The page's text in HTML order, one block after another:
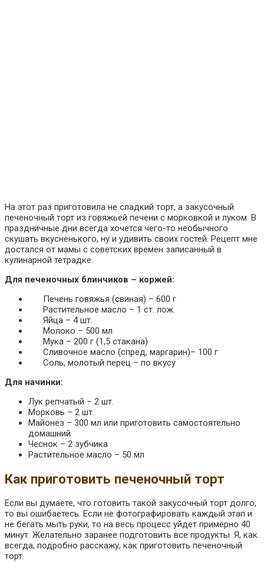
На этот раз приготовила не сладкий торт, а закусочный
печеночный торт из говяжьей печени с морковкой и луком. В
праздничные дни всегда хочется чего-то необычного
скушать вкусненького, ну и удивить своих гостей. Рецепт мне
достался от мамы с советских времен записанный в
кулинарной тетрадке.
Для печеночных блинчиков – коржей:
Печень говяжья (свиная) – 600 г
Растительное масло – 1 ст. лож.
Яйца – 4 шт.
Молоко – 500 мл
Мука – 200 г (1,5 стакана)
Сливочное масло (спред, маргарин)– 100 г
Соль, молотый перец – по вкусу
Для начинки:
Лук репчатый – 2 шт.
Морковь – 2 шт.
Майонез – 300 мл или приготовить самостоятельно
домашний
Чеснок – 2 зубчика
Растительное масло – 50 мл
Как приготовить печеночный торт
Если вы думаете, что готовить такой закусочный торт долго,
то вы ошибаетесь. Если не фотографировать каждый этап и
не бегать мыть руки, то на весь процесс уйдет примерно 40
минут. Желательно заранее подготовить все продукты. Я, как
всегда, подробно расскажу, как приготовить печеночный
торт.